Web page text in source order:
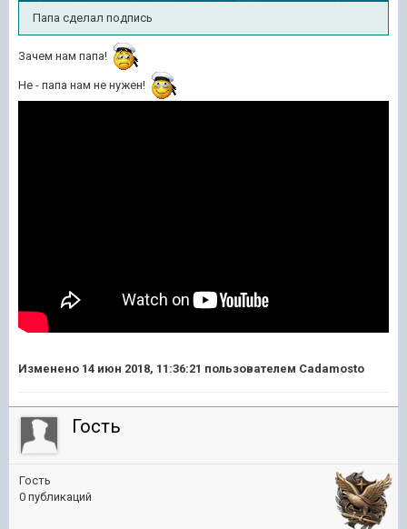
Папа сделал подпись
Зачем нам папа!
Не - папа нам не нужен!
Изменено 14 июн 2018, 11:36:21 пользователем Cadamosto
Гость
Гость
0 публикаций